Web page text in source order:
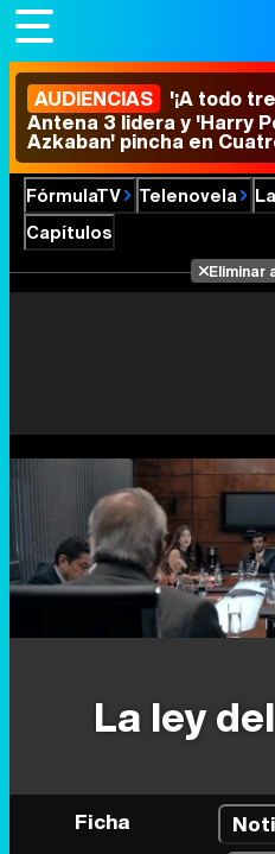
AUDIENCIAS '¡A todo
Antena 3 lidera y 'Harry
Azkaban' pincha en
FórmulaTV Telenovela
Capítulos
Eliminar
La ley
Ficha